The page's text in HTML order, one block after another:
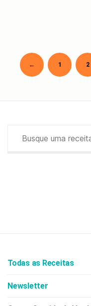
Paginação
← Newer 1 2
Todas as Receitas
Newsletter